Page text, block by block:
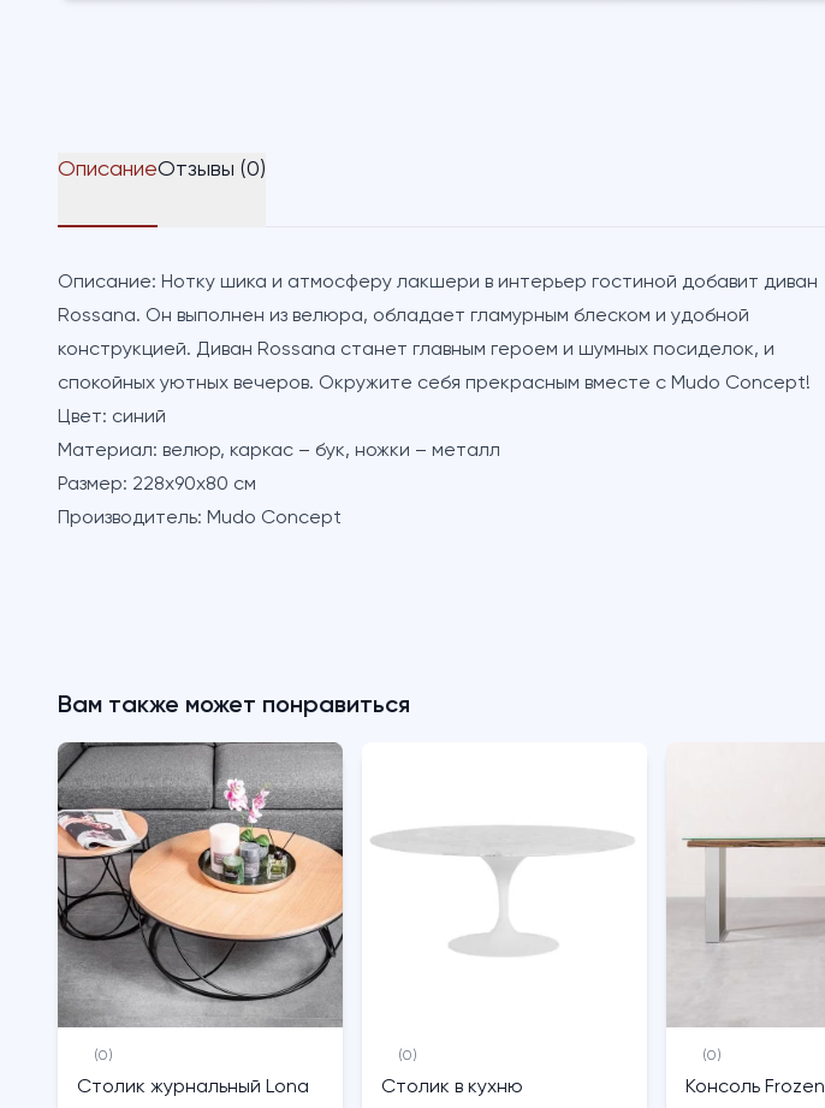
ОписаниеОтзывы (0)
Описание: Нотку шика и атмосферу лакшери в интерьер гостиной добавит диван
Rossana. Он выполнен из велюра, обладает гламурным блеском и удобной
конструкцией. Диван Rossana станет главным героем и шумных посиделок, и
спокойных уютных вечеров. Окружите себя прекрасным вместе с Mudo Concept!
Цвет: синий
Материал: велюр, каркас – бук, ножки – металл
Размер: 228х90х80 см
Производитель: Mudo Concept
Вам также может понравиться
(0)
Столик журнальный Lona
(0)
Столик в кухню
(0)
Консоль Frozen